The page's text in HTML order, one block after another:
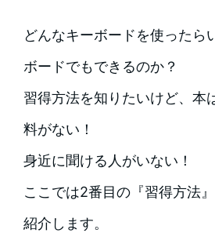
どんなキーボードを使ったら
ボードでもできるのか？
習得方法を知りたいけど、本
料がない！
身近に聞ける人がいない！
ここでは2番目の『習得方法
紹介します。